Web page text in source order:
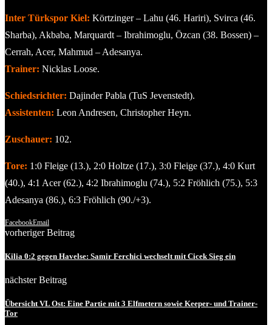
Inter Türkspor Kiel: Körtzinger – Lahu (46. Hariri), Svirca (46.
Sharba), Akbaba, Marquardt – Ibrahimoglu, Özcan (38. Bossen) –
Cerrah, Acer, Mahmud – Adesanya.
Trainer: Nicklas Loose.
Schiedsrichter: Dajinder Pabla (TuS Jevenstedt).
Assistenten: Leon Andresen, Christopher Heyn.
Zuschauer: 102.
Tore: 1:0 Fleige (13.), 2:0 Holtze (17.), 3:0 Fleige (37.), 4:0 Kurt
(40.), 4:1 Acer (62.), 4:2 Ibrahimoglu (74.), 5:2 Fröhlich (75.), 5:3
Adesanya (86.), 6:3 Fröhlich (90./+3).
FacebookEmail
vorheriger Beitrag
Kilia 0:2 gegen Havelse: Samir Ferchici wechselt mit Cicek Sieg ein
nächster Beitrag
Übersicht VL Ost: Eine Partie mit 3 Elfmetern sowie Keeper- und Trainer-
Tor